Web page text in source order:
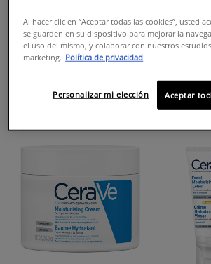
SKINCARE
ACNE-PRONE
Al hacer clic en “Aceptar todas las cookies”, usted
se guarden en su dispositivo para mejorar la
el uso del mismo, y colaborar con nuestros
marketing. Política de privacidad
Aceptar
Personalizar mi elección